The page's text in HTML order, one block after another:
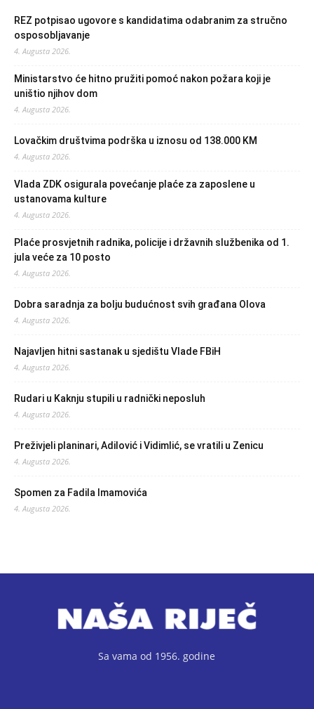
REZ potpisao ugovore s kandidatima odabranim za stručno
osposobljavanje
4. Augusta 2026.
Ministarstvo će hitno pružiti pomoć nakon požara koji je
uništio njihov dom
4. Augusta 2026.
Lovačkim društvima podrška u iznosu od 138.000 KM
4. Augusta 2026.
Vlada ZDK osigurala povećanje plaće za zaposlene u
ustanovama kulture
4. Augusta 2026.
Plaće prosvjetnih radnika, policije i državnih službenika od 1.
jula veće za 10 posto
4. Augusta 2026.
Dobra saradnja za bolju budućnost svih građana Olova
4. Augusta 2026.
Najavljen hitni sastanak u sjedištu Vlade FBiH
4. Augusta 2026.
Rudari u Kaknju stupili u radnički neposluh
4. Augusta 2026.
Preživjeli planinari, Adilović i Vidimlić, se vratili u Zenicu
4. Augusta 2026.
Spomen za Fadila Imamovića
4. Augusta 2026.
Sa vama od 1956. godine